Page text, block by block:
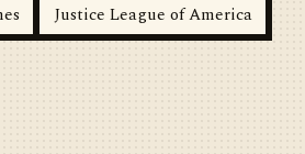
Justice League of America